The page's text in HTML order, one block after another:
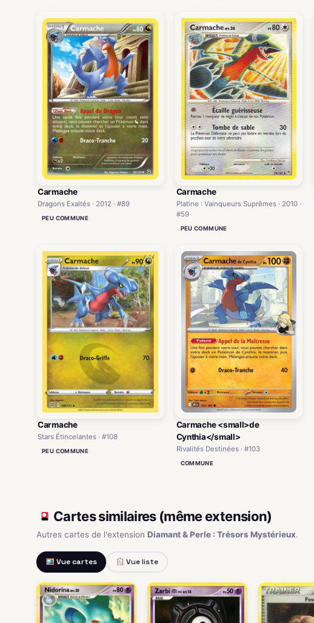
Carmache
Dragons Exaltés · 2012 · #89
PEU COMMUNE
Carmache
Platine : Vainqueurs Suprêmes · 2010 ·
#59
PEU COMMUNE
Carmache
Stars Étincelantes · #108
PEU COMMUNE
Carmache <small>de
Cynthia</small>
Rivalités Destinées · #103
COMMUNE
Cartes similaires (même extension)
Autres cartes de l'extension Diamant & Perle : Trésors Mystérieux.
Vue cartes Vue liste